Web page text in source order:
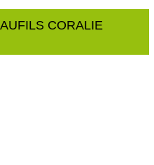
CORALIE